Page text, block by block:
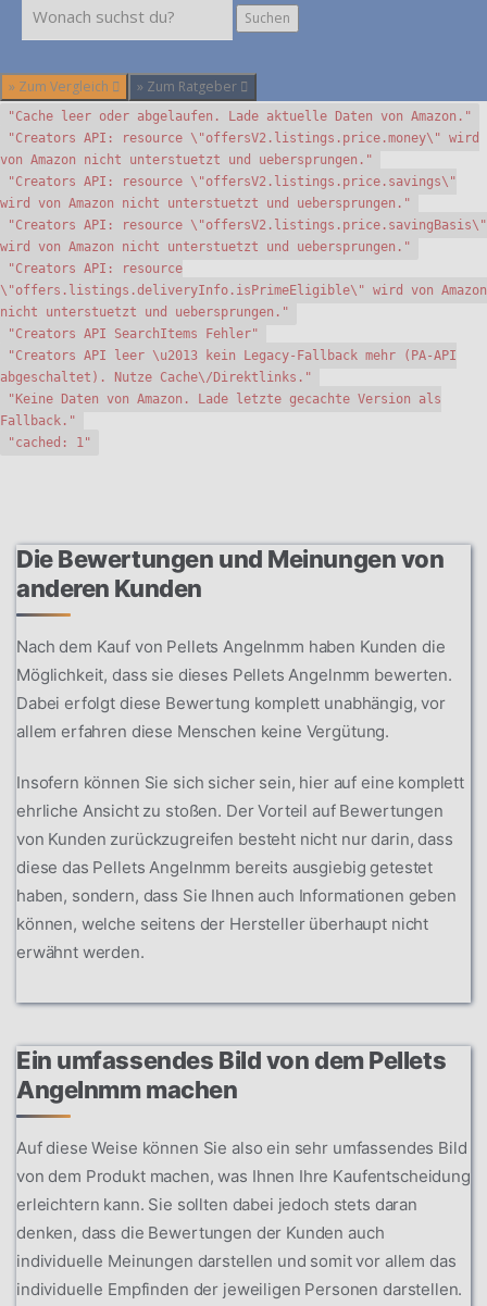
Suchen
» Zum Vergleich » Zum Ratgeber
"Cache leer oder abgelaufen. Lade aktuelle Daten von Amazon."
"Creators API: resource \"offersV2.listings.price.money\" wird
von Amazon nicht unterstuetzt und uebersprungen."
"Creators API: resource \"offersV2.listings.price.savings\"
wird von Amazon nicht unterstuetzt und uebersprungen."
"Creators API: resource \"offersV2.listings.price.savingBasis\"
wird von Amazon nicht unterstuetzt und uebersprungen."
"Creators API: resource
\"offers.listings.deliveryInfo.isPrimeEligible\" wird von Amazon
nicht unterstuetzt und uebersprungen."
"Creators API SearchItems Fehler"
"Creators API leer \u2013 kein Legacy-Fallback mehr (PA-API
abgeschaltet). Nutze Cache\/Direktlinks."
"Keine Daten von Amazon. Lade letzte gecachte Version als
Fallback."
"cached: 1"
Die Bewertungen und Meinungen von
anderen Kunden
Nach dem Kauf von Pellets Angelnmm haben Kunden die
Möglichkeit, dass sie dieses Pellets Angelnmm bewerten.
Dabei erfolgt diese Bewertung komplett unabhängig, vor
allem erfahren diese Menschen keine Vergütung.
Insofern können Sie sich sicher sein, hier auf eine komplett
ehrliche Ansicht zu stoßen. Der Vorteil auf Bewertungen
von Kunden zurückzugreifen besteht nicht nur darin, dass
diese das Pellets Angelnmm bereits ausgiebig getestet
haben, sondern, dass Sie Ihnen auch Informationen geben
können, welche seitens der Hersteller überhaupt nicht
erwähnt werden.
Ein umfassendes Bild von dem Pellets
Angelnmm machen
Auf diese Weise können Sie also ein sehr umfassendes Bild
von dem Produkt machen, was Ihnen Ihre Kaufentscheidung
erleichtern kann. Sie sollten dabei jedoch stets daran
denken, dass die Bewertungen der Kunden auch
individuelle Meinungen darstellen und somit vor allem das
individuelle Empfinden der jeweiligen Personen darstellen.